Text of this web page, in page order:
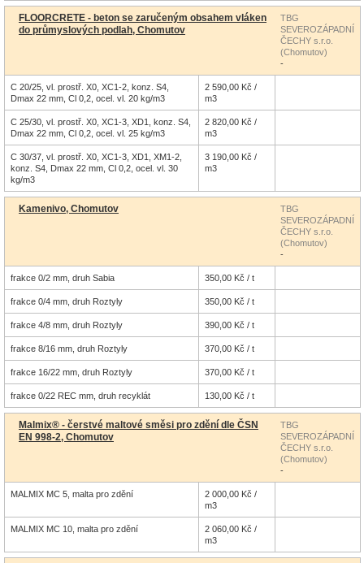
FLOORCRETE - beton se zaručeným obsahem vláken
do průmyslových podlah, Chomutov
TBG
SEVEROZÁPADNÍ
ČECHY s.r.o.
(Chomutov)
-
C 20/25, vl. prostř. X0, XC1-2, konz. S4,
Dmax 22 mm, Cl 0,2, ocel. vl. 20 kg/m3
2 590,00 Kč /
m3
C 25/30, vl. prostř. X0, XC1-3, XD1, konz. S4,
Dmax 22 mm, Cl 0,2, ocel. vl. 25 kg/m3
2 820,00 Kč /
m3
C 30/37, vl. prostř. X0, XC1-3, XD1, XM1-2,
konz. S4, Dmax 22 mm, Cl 0,2, ocel. vl. 30
kg/m3
3 190,00 Kč /
m3
Kamenivo, Chomutov
TBG
SEVEROZÁPADNÍ
ČECHY s.r.o.
(Chomutov)
-
frakce 0/2 mm, druh Sabia 350,00 Kč / t
frakce 0/4 mm, druh Roztyly 350,00 Kč / t
frakce 4/8 mm, druh Roztyly 390,00 Kč / t
frakce 8/16 mm, druh Roztyly 370,00 Kč / t
frakce 16/22 mm, druh Roztyly 370,00 Kč / t
frakce 0/22 REC mm, druh recyklát 130,00 Kč / t
Malmix® - čerstvé maltové směsi pro zdění dle ČSN
EN 998-2, Chomutov
TBG
SEVEROZÁPADNÍ
ČECHY s.r.o.
(Chomutov)
-
MALMIX MC 5, malta pro zdění
2 000,00 Kč /
m3
MALMIX MC 10, malta pro zdění
2 060,00 Kč /
m3